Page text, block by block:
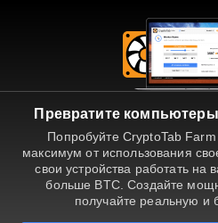
Превратите
Попробуйте CryptoTab
максимум от использования
свои устройства работать на
больше BTC. Создайте
получайте реальную и